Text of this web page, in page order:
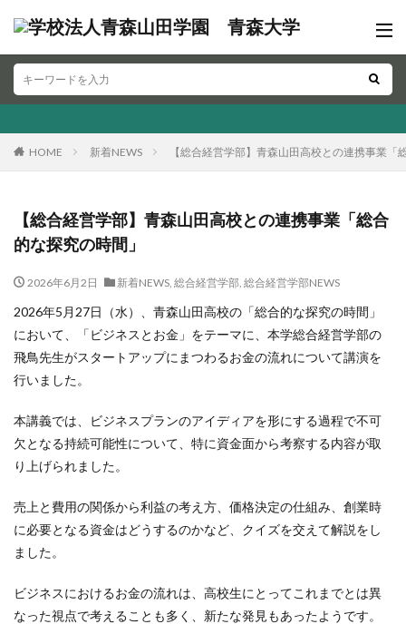
HOME 新着NEWS 【総合経営学部】青森山田高校との連携事業「
【総合経営学部】青森山田高校との連携事業「総合
的な探究の時間」
2026年6月2日 新着NEWS, 総合経営学部, 総合経営学部NEWS
2026年5月27日（水）、青森山田高校の「総合的な探究の時間」
において、「ビジネスとお金」をテーマに、本学総合経営学部の
飛鳥先生がスタートアップにまつわるお金の流れについて講演を
行いました。
本講義では、ビジネスプランのアイディアを形にする過程で不可
欠となる持続可能性について、特に資金面から考察する内容が取
り上げられました。
売上と費用の関係から利益の考え方、価格決定の仕組み、創業時
に必要となる資金はどうするのかなど、クイズを交えて解説をし
ました。
ビジネスにおけるお金の流れは、高校生にとってこれまでとは異
なった視点で考えることも多く、新たな発見もあったようです。